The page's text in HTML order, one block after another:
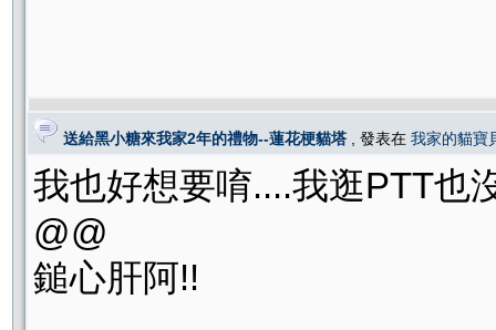
送給黑小糖來我家2年的禮物--蓮花梗貓塔 , 發表在 我家的貓寶
我也好想要唷....我逛PTT也
@@
鎚心肝阿!!